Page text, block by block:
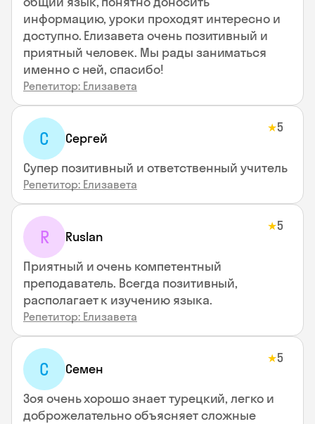
информацию, уроки проходят интересно и
доступно. Елизавета очень позитивный и
приятный человек. Мы рады заниматься
именно с ней, спасибо!
Репетитор: Елизавета
С Сергей
★5
Супер позитивный и ответственный учитель
Репетитор: Елизавета
R Ruslan
★5
Приятный и очень компетентный
преподаватель. Всегда позитивный,
располагает к изучению языка.
Репетитор: Елизавета
С Семен
★5
Зоя очень хорошо знает турецкий, легко и
доброжелательно объясняет сложные